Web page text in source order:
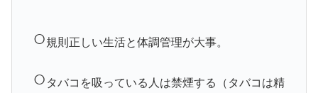
○規則正しい生活と体調管理が大事。
○ タバコを吸っている人は禁煙する（タバコは精